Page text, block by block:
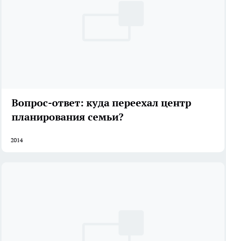
Вопрос-ответ: куда переехал центр
планирования семьи?
2014